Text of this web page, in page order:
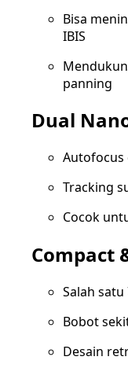
Bisa
IBIS
panning
Dual
Autofocus
Tracking
Cocok
Compact
Salah
Bobot
Desain